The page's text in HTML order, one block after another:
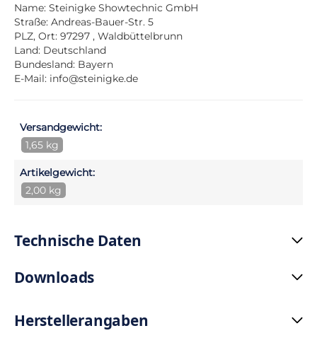
Name: Steinigke Showtechnic GmbH
Straße: Andreas-Bauer-Str. 5
PLZ, Ort: 97297 , Waldbüttelbrunn
Land: Deutschland
Bundesland: Bayern
E-Mail: info@steinigke.de
Versandgewicht:
1,65 kg
Artikelgewicht:
2,00 kg
Technische Daten
Downloads
Herstellerangaben